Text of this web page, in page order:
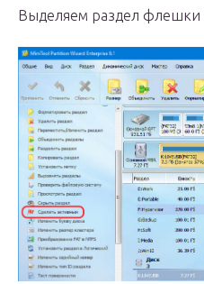
Выделяем раздел флешки